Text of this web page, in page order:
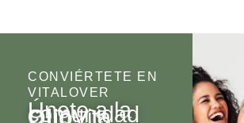
CONVIÉRTETE EN
VITALOVER
Únete a la
comunidad
OlioVita